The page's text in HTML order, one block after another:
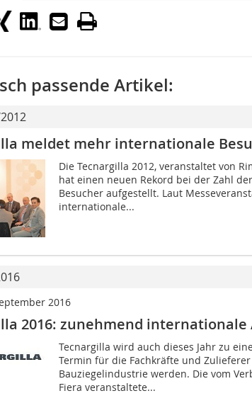
passende Artikel:
meldet mehr internationale
Die Tecnargilla 2012, veranstaltet von
hat einen neuen Rekord bei der Zahl
Besucher aufgestellt. Laut
internationale...
2016
2016: zunehmend
Tecnargilla wird auch dieses Jahr zu
Termin für die Fachkräfte und
Bauziegelindustrie werden. Die vom
Fiera veranstaltete...